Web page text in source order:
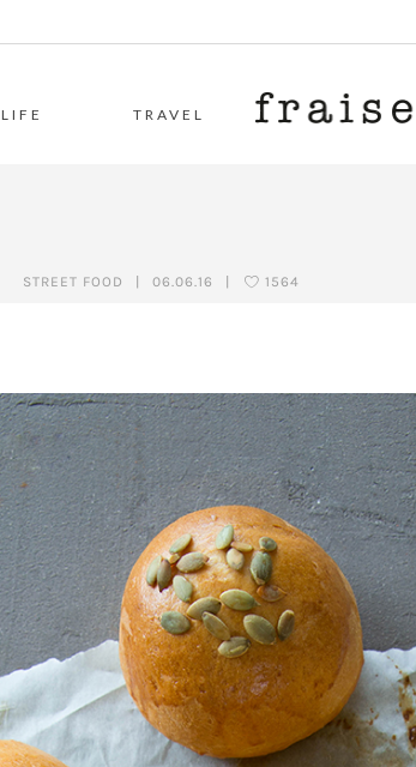
LIFE TRAVEL
STREET FOOD 06.06.16 1564